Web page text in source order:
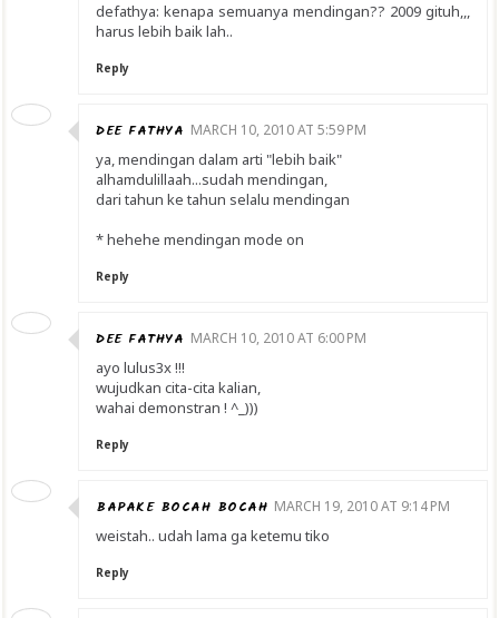
defathya: kenapa semuanya mendingan?? 2009 gituh,,,
harus lebih baik lah..
Reply
DEE FATHYA MARCH 10, 2010 AT 5:59 PM
ya, mendingan dalam arti "lebih baik"
alhamdulillaah...sudah mendingan,
dari tahun ke tahun selalu mendingan
* hehehe mendingan mode on
Reply
DEE FATHYA MARCH 10, 2010 AT 6:00 PM
ayo lulus3x !!!
wujudkan cita-cita kalian,
wahai demonstran ! ^_)))
Reply
BAPAKE BOCAH BOCAH MARCH 19, 2010 AT 9:14 PM
weistah.. udah lama ga ketemu tiko
Reply